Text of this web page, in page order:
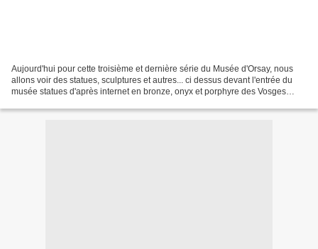
Aujourd'hui pour cette troisième et dernière série du Musée d'Orsay, nous
allons voir des statues, sculptures et autres... ci dessus devant l'entrée du
musée statues d'après internet en bronze, onyx et porphyre des Vosges